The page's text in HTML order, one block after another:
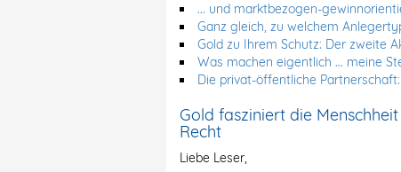
... und marktbezogen-
Ganz gleich, zu welchem
Gold zu Ihrem Schutz: Der zweite
Was machen eigentlich ... meine
Die privat-öffentliche
Gold fasziniert die
Recht
Liebe Leser,